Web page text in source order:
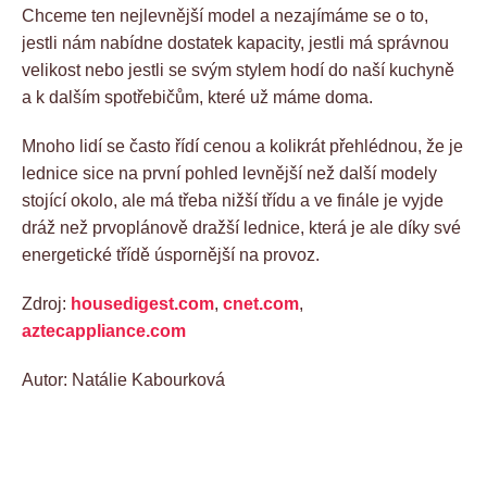
Chceme ten nejlevnější model a nezajímáme se o to,
jestli nám nabídne dostatek kapacity, jestli má správnou
velikost nebo jestli se svým stylem hodí do naší kuchyně
a k dalším spotřebičům, které už máme doma.
Mnoho lidí se často řídí cenou a kolikrát přehlédnou, že je
lednice sice na první pohled levnější než další modely
stojící okolo, ale má třeba nižší třídu a ve finále je vyjde
dráž než prvoplánově dražší lednice, která je ale díky své
energetické třídě úspornější na provoz.
Zdroj: housedigest.com, cnet.com,
aztecappliance.com
Autor: Natálie Kabourková